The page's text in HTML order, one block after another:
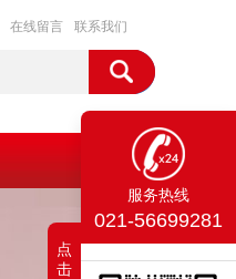
在线留言 联系我们
服务热线
021-56699281
点
击